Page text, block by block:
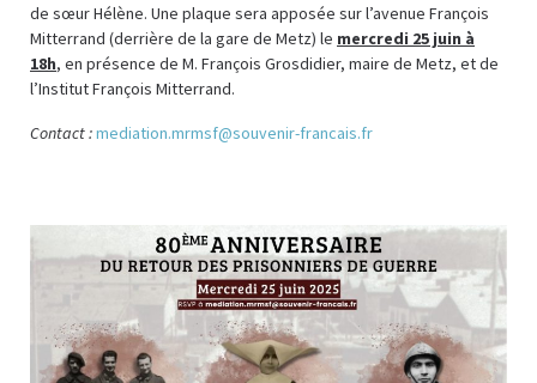
de sœur Hélène. Une plaque sera apposée sur l’avenue François
Mitterrand (derrière de la gare de Metz) le mercredi 25 juin à
18h, en présence de M. François Grosdidier, maire de Metz, et de
l’Institut François Mitterrand.
Contact :mediation.mrmsf@souvenir-francais.fr